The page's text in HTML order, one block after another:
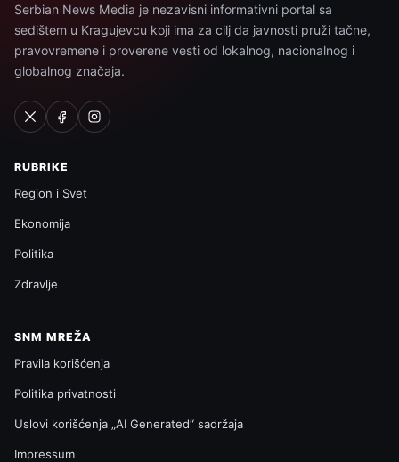
Serbian News Media je nezavisni informativni portal sa
sedištem u Kragujevcu koji ima za cilj da javnosti pruži tačne,
pravovremene i proverene vesti od lokalnog, nacionalnog i
globalnog značaja.
RUBRIKE
Region i Svet
Ekonomija
Politika
Zdravlje
SNM MREŽA
Pravila korišćenja
Politika privatnosti
Uslovi korišćenja „AI Generated“ sadržaja
Impressum